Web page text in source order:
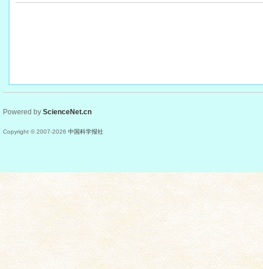
Powered by ScienceNet.cn
Copyright © 2007-2026 中国科学报社